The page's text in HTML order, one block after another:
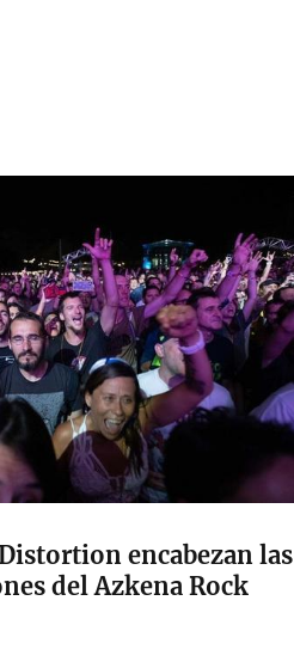
encabezan las
del Azkena Rock